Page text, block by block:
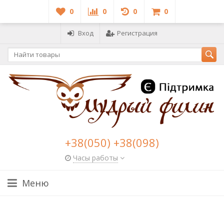
0 0 0 0
Вход Регистрация
+38(050) +38(098)
Часы работы
Меню